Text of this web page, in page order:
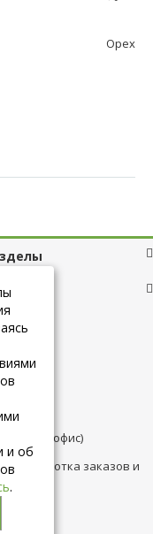
Орех
д.12 (офис)
(обработка заказов и
и об
.